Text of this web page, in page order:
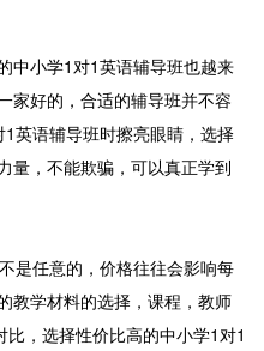
小学1对1英语辅导班也越来
家好的，合适的辅导班并不容
英语辅导班时擦亮眼睛，选择
量，不能欺骗，可以真正学到
任意的，价格往往会影响每
教学材料的选择，课程，教师
比，选择性价比高的中小学1对1